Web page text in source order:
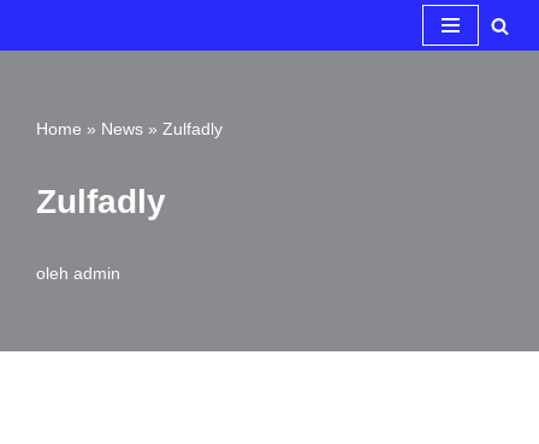
konten
Home » News » Zulfadly
Zulfadly
oleh admin